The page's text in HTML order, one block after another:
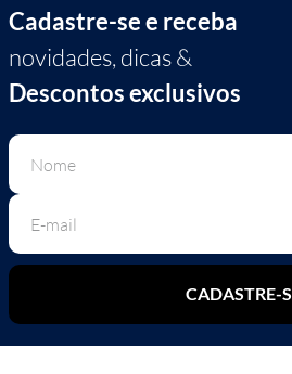
Cadastre-se e receba
novidades, dicas &
Descontos exclusivos
CADASTRE-